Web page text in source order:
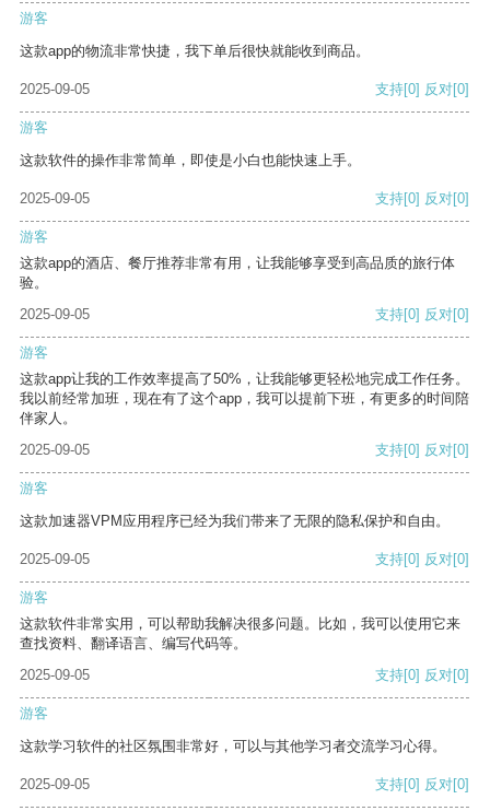
游客
这款app的物流非常快捷，我下单后很快就能收到商品。
2025-09-05 支持[0] 反对[0]
游客
这款软件的操作非常简单，即使是小白也能快速上手。
2025-09-05 支持[0] 反对[0]
游客
这款app的酒店、餐厅推荐非常有用，让我能够享受到高品质的旅行体
验。
2025-09-05
支持[0] 反对[0]
游客
这款app让我的工作效率提高了50%，让我能够更轻松地完成工作任务。
我以前经常加班，现在有了这个app，我可以提前下班，有更多的时间陪
伴家人。
2025-09-05
支持[0] 反对[0]
游客
这款加速器VPM应用程序已经为我们带来了无限的隐私保护和自由。
2025-09-05 支持[0] 反对[0]
游客
这款软件非常实用，可以帮助我解决很多问题。比如，我可以使用它来
查找资料、翻译语言、编写代码等。
2025-09-05
支持[0] 反对[0]
游客
这款学习软件的社区氛围非常好，可以与其他学习者交流学习心得。
2025-09-05 支持[0] 反对[0]